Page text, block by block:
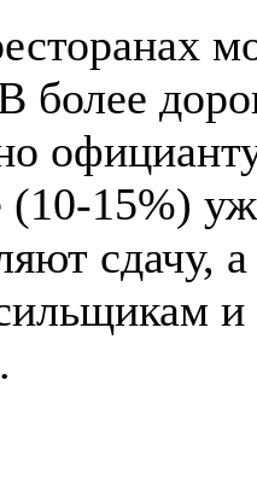
более
15%)
сдачу,